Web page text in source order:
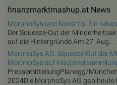
finanzmarktmashup.at News
MorphoSys und Novartis: Ein
Der Squeeze-Out der
auf die Hintergründe Am 27. Aug...
MorphoSys AG: Squeeze-Out der
MorphoSys auf
PressemitteilungPlanegg/
2024Die MorphoSys AG gab heute